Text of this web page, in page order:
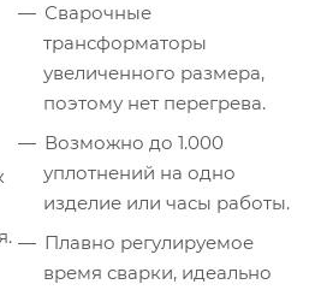
Сварочные
трансформаторы
увеличенного размера,
поэтому нет перегрева.
Возможно до 1.000
уплотнений на одно
изделие или часы работы.
Плавно регулируемое
время сварки, идеально